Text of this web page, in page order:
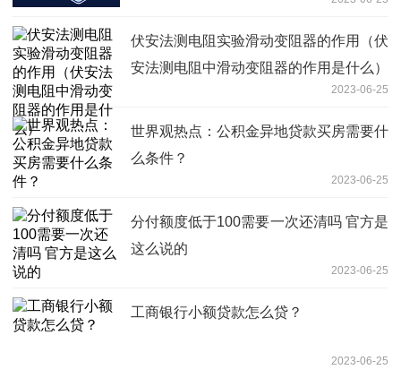
伏安法测电阻实验滑动变阻器的作用（伏
安法测电阻中滑动变阻器的作用是什么）
2023-06-25
世界观热点：公积金异地贷款买房需要什
么条件？
2023-06-25
分付额度低于100需要一次还清吗 官方是
这么说的
2023-06-25
工商银行小额贷款怎么贷？
2023-06-25